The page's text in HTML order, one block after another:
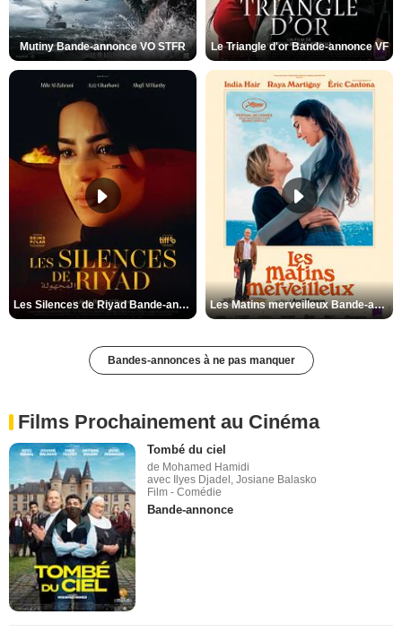
Mutiny Bande-annonce VO STFR Le Triangle d'or Bande-annonce VF
Les Silences de Riyad Bande-annonce VO STFR Les Matins merveilleux Bande-annonce VF
Bandes-annonces à ne pas manquer
Films Prochainement au Cinéma
Tombé du ciel
de Mohamed Hamidi
avec Ilyes Djadel, Josiane Balasko
Film - Comédie
Bande-annonce